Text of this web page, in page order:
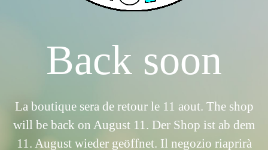
Back soon
La boutique sera de retour le 11 aout. The shop
will be back on August 11. Der Shop ist ab dem
11. August wieder geöffnet. Il negozio riaprirà